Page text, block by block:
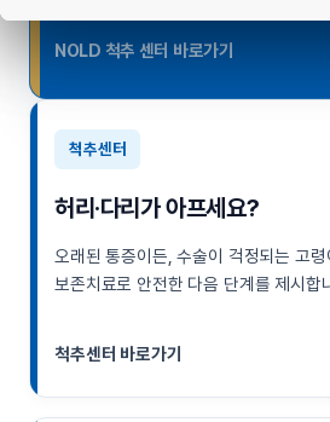
NOLD 척추 센터 바로가기
척추센터
허리·다리가 아프세요?
오래된 통증이든, 수술이 걱정되는 고
보존치료로 안전한 다음 단계를 제시합
척추센터 바로가기